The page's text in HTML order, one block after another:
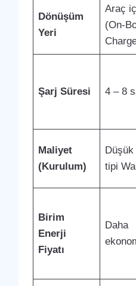
Dönüşüm
Yeri
Araç
(On-
Şarj Süresi 4 – 8
Maliyet
(Kurulum)
tipi
Birim
Enerji
Fiyatı
Daha